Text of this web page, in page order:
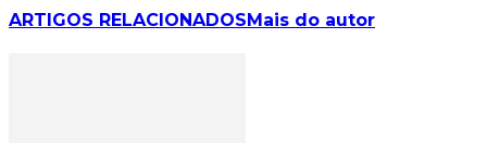
ARTIGOS RELACIONADOSMais do autor